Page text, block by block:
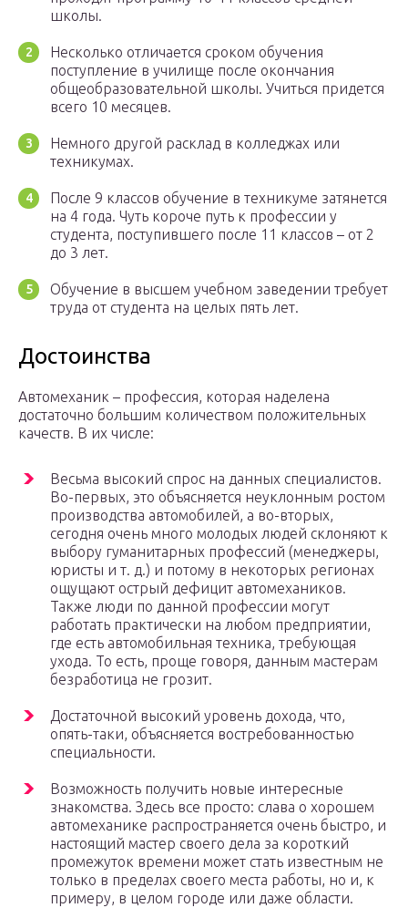
школы.
Несколько отличается сроком обучения
поступление в училище после окончания
общеобразовательной школы. Учиться придется
всего 10 месяцев.
Немного другой расклад в колледжах или
техникумах.
После 9 классов обучение в техникуме затянется
на 4 года. Чуть короче путь к профессии у
студента, поступившего после 11 классов – от 2
до 3 лет.
Обучение в высшем учебном заведении требует
труда от студента на целых пять лет.
Достоинства
Автомеханик – профессия, которая наделена
достаточно большим количеством положительных
качеств. В их числе:
Весьма высокий спрос на данных специалистов.
Во-первых, это объясняется неуклонным ростом
производства автомобилей, а во-вторых,
сегодня очень много молодых людей склоняют к
выбору гуманитарных профессий (менеджеры,
юристы и т. д.) и потому в некоторых регионах
ощущают острый дефицит автомехаников.
Также люди по данной профессии могут
работать практически на любом предприятии,
где есть автомобильная техника, требующая
ухода. То есть, проще говоря, данным мастерам
безработица не грозит.
Достаточной высокий уровень дохода, что,
опять-таки, объясняется востребованностью
специальности.
Возможность получить новые интересные
знакомства. Здесь все просто: слава о хорошем
автомеханике распространяется очень быстро, и
настоящий мастер своего дела за короткий
промежуток времени может стать известным не
только в пределах своего места работы, но и, к
примеру, в целом городе или даже области.